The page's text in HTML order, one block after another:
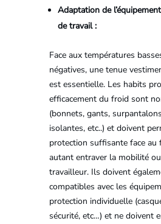
Adaptation de
de travail :
Face aux températures
négatives, une tenue
est essentielle. Les habits
efficacement du froid sont
(bonnets, gants,
isolantes, etc..) et doivent
protection suffisante face au
autant entraver la mobilité
travailleur. Ils doivent
compatibles avec les
protection individuelle
sécurité, etc…) et ne doivent